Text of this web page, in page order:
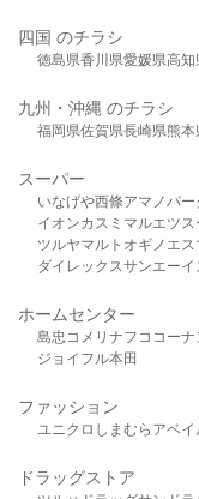
四国 のチラシ
徳島県香川県愛媛県高知
九州・沖縄 のチラシ
福岡県佐賀県長崎県熊本
スーパー
いなげや西條アマノパー
イオンカスミ マルエツ
ツルヤマルト オギノ エス
ダイレックスサンエーイ
ホームセンター
島忠 コメリ ナフコ コーナ
ジョイフル本田
ファッション
ユニクロ しまむら アベイ
ドラッグストア